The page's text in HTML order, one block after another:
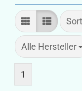
Alle Hersteller
1